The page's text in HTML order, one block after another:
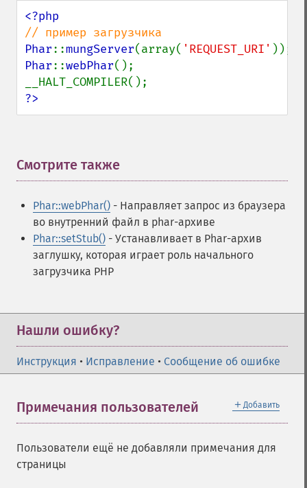
Phar::mungServer(array( 'REQUEST_URI'
Phar::webPhar();
?>
Смотрите также
Phar::webPhar() - Направляет запрос из браузера
во внутренний файл в phar-архиве
Phar::setStub() - Устанавливает в Phar-архив
заглушку, которая играет роль начального
загрузчика PHP
Нашли ошибку?
Инструкция • Исправление • Сообщение об ошибке
＋ Добавить
Примечания пользователей
Пользователи ещё не добавляли примечания для
страницы